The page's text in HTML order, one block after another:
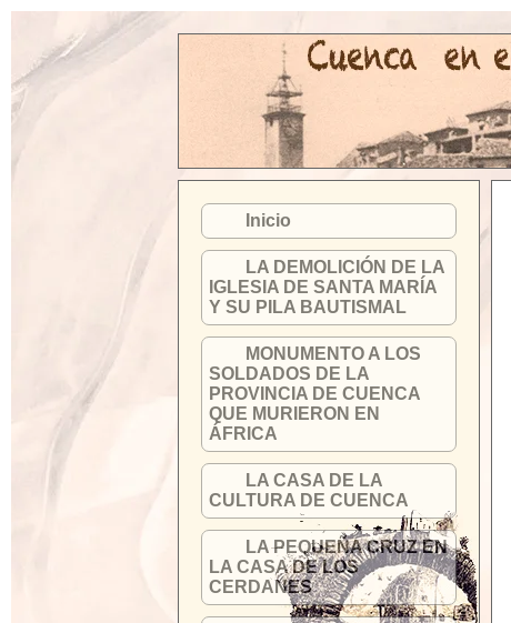
Inicio
LA DEMOLICIÓN DE LA
IGLESIA DE SANTA MARÍA
Y SU PILA BAUTISMAL
MONUMENTO A LOS
SOLDADOS DE LA
PROVINCIA DE CUENCA
QUE MURIERON EN
ÁFRICA
LA CASA DE LA
CULTURA DE CUENCA
LA PEQUEÑA CRUZ EN
LA CASA DE LOS
CERDANES